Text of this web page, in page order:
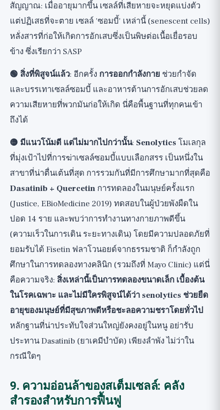
สัญญาณ: เมื่ออายุมากขึ้น เซลล์ที่เสียหายจะหยุดแบ่งตัว
แต่ปฏิเสธที่จะตาย เซลล์ 'ซอมบี้' เหล่านี้ (senescent cells)
หลั่งสารที่ก่อให้เกิดการอักเสบซึ่งเป็นพิษต่อเนื้อเยื่อรอบ
ข้าง ซึ่งเรียกว่า SASP
🟢 สิ่งที่พิสูจน์แล้ว: อีกครั้ง การออกกำลังกาย ช่วยกำจัด
และบรรเทาเซลล์ซอมบี้ และอาหารต้านการอักเสบช่วยลด
ความเสียหายที่พวกมันก่อให้เกิด นี่คือพื้นฐานที่ทุกคนเข้า
ถึงได้
🟡 มีแนวโน้มดี แต่ไม่มากไปกว่านั้น: Senolytics โมเลกุล
ที่มุ่งเป้าไปที่การฆ่าเซลล์ซอมบี้แบบเลือกสรร เป็นหนึ่งใน
สาขาที่น่าตื่นเต้นที่สุด การรวมกันที่มีการศึกษามากที่สุดคือ
Dasatinib + Quercetin การทดลองในมนุษย์ครั้งแรก
(Justice, EBioMedicine 2019) ทดสอบในผู้ป่วยพังผืดใน
ปอด 14 ราย และพบว่าการทำงานทางกายภาพดีขึ้น
(ความเร็วในการเดิน ระยะทางเดิน) โดยมีความปลอดภัยที่
ยอมรับได้ Fisetin ฟลาโวนอยด์จากธรรมชาติ ก็กำลังถูก
ศึกษาในการทดลองทางคลินิก (รวมถึงที่ Mayo Clinic) แต่นี่
คือความจริง: สิ่งเหล่านี้เป็นการทดลองขนาดเล็ก เบื้องต้น
ในโรคเฉพาะ และไม่มีใครพิสูจน์ได้ว่า senolytics ช่วยยืด
อายุของมนุษย์ที่มีสุขภาพดีหรือชะลอความชราโดยทั่วไป
หลักฐานที่น่าประทับใจส่วนใหญ่ยังคงอยู่ในหนู อย่ารับ
ประทาน Dasatinib (ยาเคมีบำบัด) เพียงลำพัง ไม่ว่าใน
กรณีใดๆ
9. ความอ่อนล้าของสเต็มเซลล์: คลัง
สำรองสำหรับการฟื้นฟู